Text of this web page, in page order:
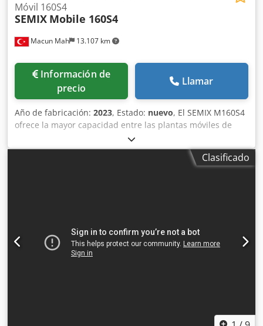
Macun Mah 13.107 km
Móvil 160S4
SEMIX Mobile 160S4
Información de
precio
Llamar
Año de fabricación: 2023, Estado: nuevo, El SEMIX M160S4
ofrece la mayor capacidad entre las plantas móviles de
dosificación de hormigón a nivel mundial. El SEMIX Móvil
160S4 está equipado con mezcladoras de hormigón de
doble eje con una capacidad de 6000/4000. En las
única rampa. Los áridos se pesan en la cinta
transportadora de pesaje, que los transfiere a la cinta
transportadora de transferencia. El uso de dos cintas
trapezoidal curva para proporcionar una resistencia
Clasificado